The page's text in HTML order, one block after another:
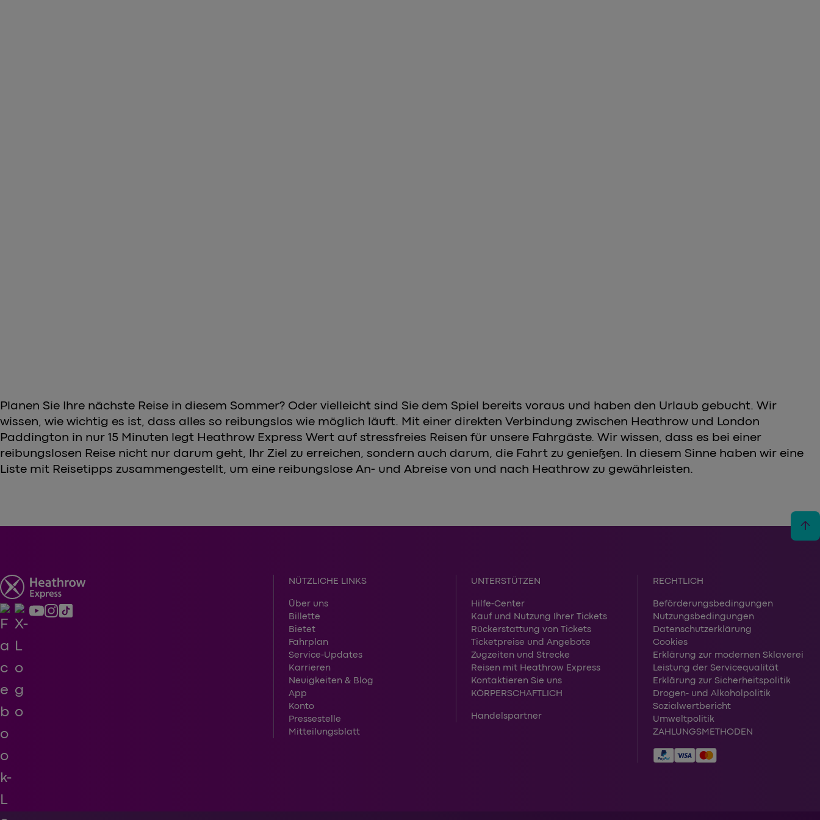
Planen Sie Ihre nächste Reise in diesem Sommer? Oder vielleicht sind Sie dem Spiel bereits voraus und haben den Urlaub gebucht. Wir
wissen, wie wichtig es ist, dass alles so reibungslos wie möglich läuft. Mit einer direkten Verbindung zwischen Heathrow und London
Paddington in nur 15 Minuten legt Heathrow Express Wert auf stressfreies Reisen für unsere Fahrgäste. Wir wissen, dass es bei einer
reibungslosen Reise nicht nur darum geht, Ihr Ziel zu erreichen, sondern auch darum, die Fahrt zu genießen. In diesem Sinne haben wir eine
Liste mit Reisetipps zusammengestellt, um eine reibungslose An- und Abreise von und nach Heathrow zu gewährleisten.
arrow_upward
NÜTZLICHE LINKS
Über uns
Billette
Bietet
Fahrplan
Service-Updates
Karrieren
Neuigkeiten & Blog
App
Konto
Pressestelle
Mitteilungsblatt
UNTERSTÜTZEN
Hilfe-Center
Kauf und Nutzung Ihrer Tickets
Rückerstattung von Tickets
Ticketpreise und Angebote
Zugzeiten und Strecke
Reisen mit Heathrow Express
Kontaktieren Sie uns
KÖRPERSCHAFTLICH
Handelspartner
RECHTLICH
Beförderungsbedingungen
Nutzungsbedingungen
Datenschutzerklärung
Cookies
Erklärung zur modernen Sklaverei
Leistung der Servicequalität
Erklärung zur Sicherheitspolitik
Drogen- und Alkoholpolitik
Sozialwertbericht
Umweltpolitik
ZAHLUNGSMETHODEN